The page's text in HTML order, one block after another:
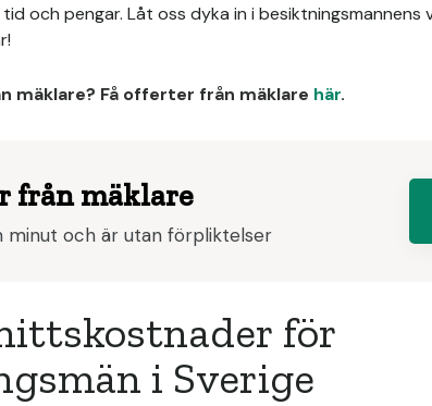
och pengar. Låt oss dyka in i besiktningsmannens
mäklare? Få offerter från mäklare här.
från mäklare
minut och är utan förpliktelser
för
i Sverige